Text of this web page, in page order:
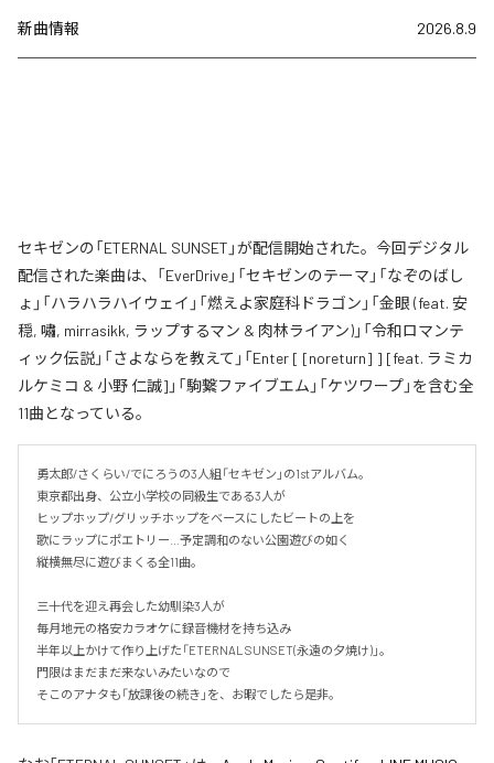
新曲情報 2026.8.9
セキゼンの「ETERNAL SUNSET」が配信開始された。今回デジタル
配信された楽曲は、「EverDrive」「セキゼンのテーマ」「なぞのばし
ょ」「ハラハラハイウェイ」「燃えよ家庭科ドラゴン」「金眼 (feat. 安
穏, 嘯, mirrasikk, ラップするマン & 肉林ライアン)」「令和ロマンテ
ィック伝説」「さよならを教えて」「Enter [ [noreturn] ] [feat. ラミカ
ルケミコ & 小野 仁誠]」「駒繋ファイブエム」「ケツワープ」を含む全
11曲となっている。
勇太郎/さくらい/でにろうの3人組「セキゼン」の1stアルバム。
東京都出身、公立小学校の同級生である3人が
ヒップホップ/グリッチホップをベースにしたビートの上を
歌にラップにポエトリー…予定調和のない公園遊びの如く
縦横無尽に遊びまくる全11曲。
三十代を迎え再会した幼馴染3人が
毎月地元の格安カラオケに録音機材を持ち込み
半年以上かけて作り上げた「ETERNAL SUNSET(永遠の夕焼け)」。
門限はまだまだ来ないみたいなので
そこのアナタも「放課後の続き」を、お暇でしたら是非。